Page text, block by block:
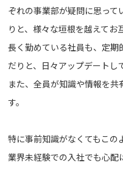
ぞれの事業部が疑問に思っ
りと、様々な垣根を越えてお
長く勤めている社員も、定期
だりと、日々アップデートし
また、全員が知識や情報を
す。
特に事前知識がなくてもこの
業界未経験での入社でも心配